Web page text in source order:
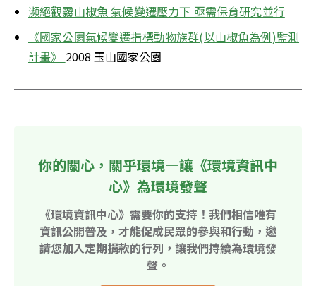
瀕絕觀霧山椒魚 氣候變遷壓力下 亟需保育研究並行
《國家公園氣候變遷指標動物族群(以山椒魚為例)監測
計畫》 2008 玉山國家公園
你的關心，關乎環境—讓《環境資訊中
心》為環境發聲
《環境資訊中心》需要你的支持！我們相信唯有
資訊公開普及，才能促成民眾的參與和行動，邀
請您加入定期捐款的行列，讓我們持續為環境發
聲。